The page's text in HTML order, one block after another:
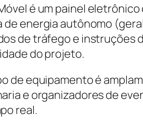
é um painel
de energia autônomo
de tráfego e instruções
do projeto.
de equipamento é
e organizadores de
real.